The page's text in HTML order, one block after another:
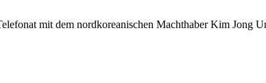
mit dem nordkoreanischen Machthaber Kim Jong